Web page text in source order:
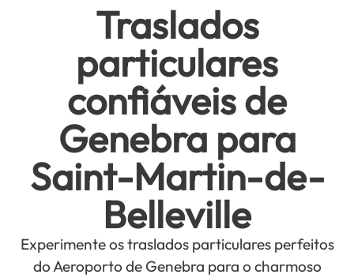
Traslados
particulares
confiáveis de
Genebra para
Saint-Martin-de-
Belleville
Experimente os traslados particulares perfeitos
do Aeroporto de Genebra para o charmoso